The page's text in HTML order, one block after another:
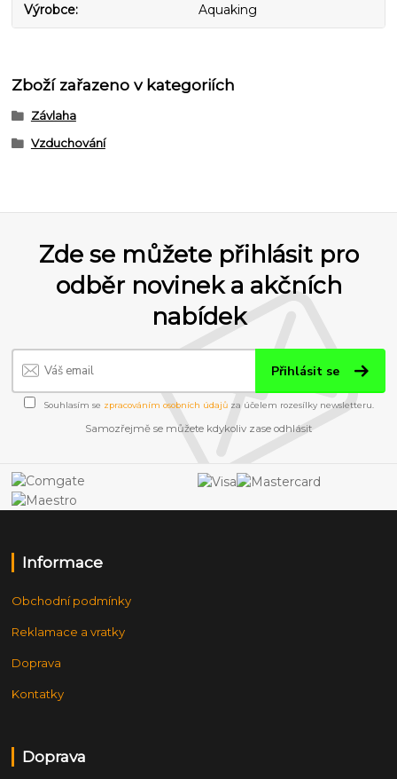
Výrobce Aquaking
Zboží zařazeno v kategoriích
Závlaha
Vzduchování
Zde se můžete přihlásit pro
odběr novinek a akčních
nabídek
Přihlásit se
Souhlasím se zpracováním osobních údajůza účelem rozesílky newsletteru.
Samozřejmě se můžete kdykoliv zase odhlásit
Informace
Obchodní podmínky
Reklamace a vratky
Doprava
Kontatky
Doprava